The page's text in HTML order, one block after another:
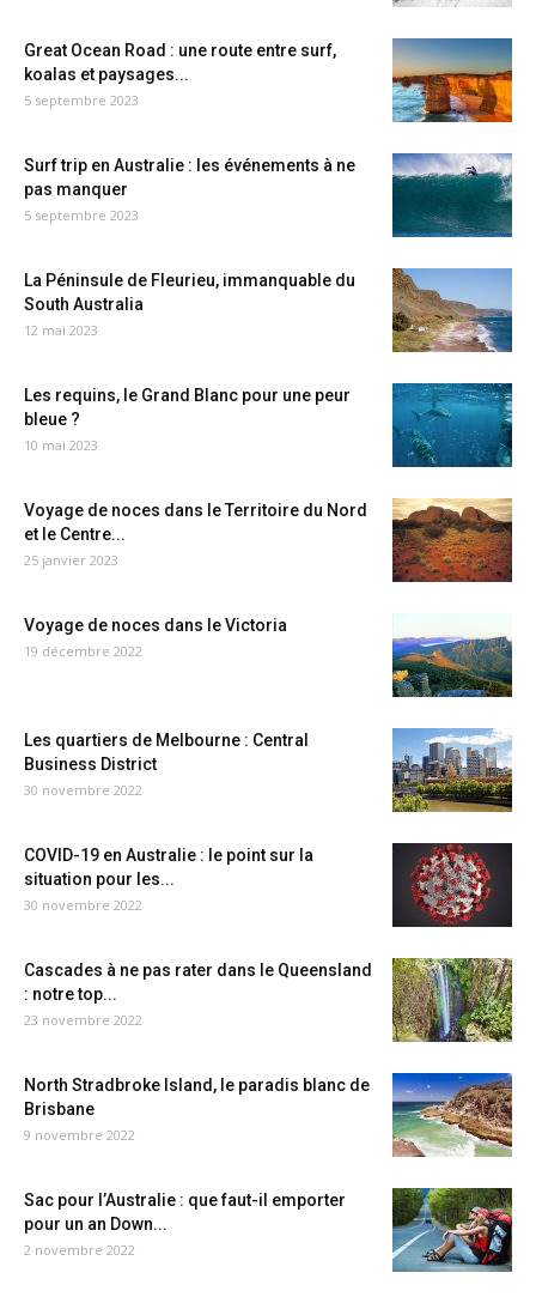
Great Ocean Road : une route entre surf,
koalas et paysages...
5 septembre 2023
Surf trip en Australie : les événements à ne
pas manquer
5 septembre 2023
La Péninsule de Fleurieu, immanquable du
South Australia
12 mai 2023
Les requins, le Grand Blanc pour une peur
bleue ?
10 mai 2023
Voyage de noces dans le Territoire du Nord
et le Centre...
25 janvier 2023
Voyage de noces dans le Victoria
19 décembre 2022
Les quartiers de Melbourne : Central
Business District
30 novembre 2022
COVID-19 en Australie : le point sur la
situation pour les...
30 novembre 2022
Cascades à ne pas rater dans le Queensland
: notre top...
23 novembre 2022
North Stradbroke Island, le paradis blanc de
Brisbane
9 novembre 2022
Sac pour l’Australie : que faut-il emporter
pour un an Down...
2 novembre 2022